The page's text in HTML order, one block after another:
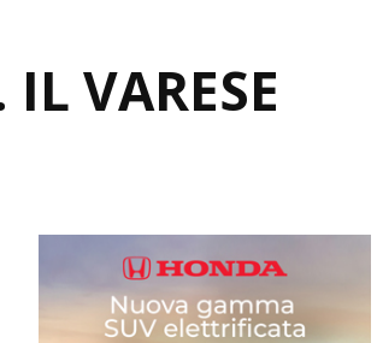
VARESE